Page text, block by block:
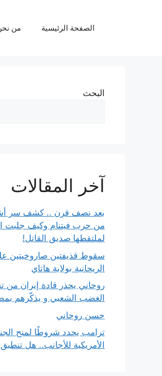
الصفحة الرئيسية من
البحث
آخر المقالات
بعد نصف قرن .. كشف سر
من حرب فيتنام وكيف جلبت
لملتقطها صديق القاتل!
سقوط قذيفتين صاروخيتين
الريحانية بولاية هاتاي
روحاني يحذر قادة إيران من
الغضب الشعبي و يذكّرهم
حسن روحاني
ترامب يحدد شروطًا لمنح
الأمريكية للأجانب.. هل